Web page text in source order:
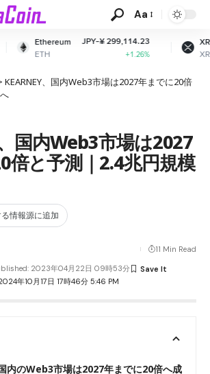
Aa
JPY-¥ 299,114.23
XRP
XRP
JPY-¥ 164.56
-2.74%
KEARNEY、国内Web3市場は2027年までに20倍
国内Web3市場は2027
倍と予測｜2.4兆円規模
情報源に追加
年10月17日 17時46分 5:46 PM
2023年04月22日 09時53分
11 Min Read
内のWeb3市場は2027年までに20倍へ成